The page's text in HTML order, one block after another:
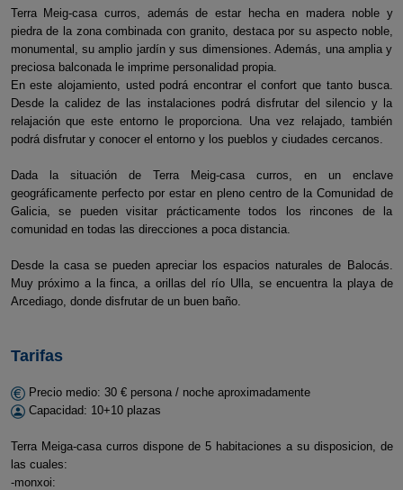
Terra Meig-casa curros, además de estar hecha en madera noble y
piedra de la zona combinada con granito, destaca por su aspecto noble,
monumental, su amplio jardín y sus dimensiones. Además, una amplia y
preciosa balconada le imprime personalidad propia.
En este alojamiento, usted podrá encontrar el confort que tanto busca.
Desde la calidez de las instalaciones podrá disfrutar del silencio y la
relajación que este entorno le proporciona. Una vez relajado, también
podrá disfrutar y conocer el entorno y los pueblos y ciudades cercanos.
Dada la situación de Terra Meig-casa curros, en un enclave
geográficamente perfecto por estar en pleno centro de la Comunidad de
Galicia, se pueden visitar prácticamente todos los rincones de la
comunidad en todas las direcciones a poca distancia.
Desde la casa se pueden apreciar los espacios naturales de Balocás.
Muy próximo a la finca, a orillas del río Ulla, se encuentra la playa de
Arcediago, donde disfrutar de un buen baño.
Tarifas
Precio medio: 30 € persona / noche aproximadamente
Capacidad: 10+10 plazas
Terra Meiga-casa curros dispone de 5 habitaciones a su disposicion, de
las cuales:
-monxoi: